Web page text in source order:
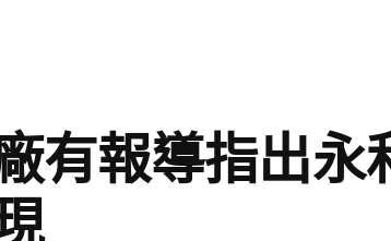
有報導指出永